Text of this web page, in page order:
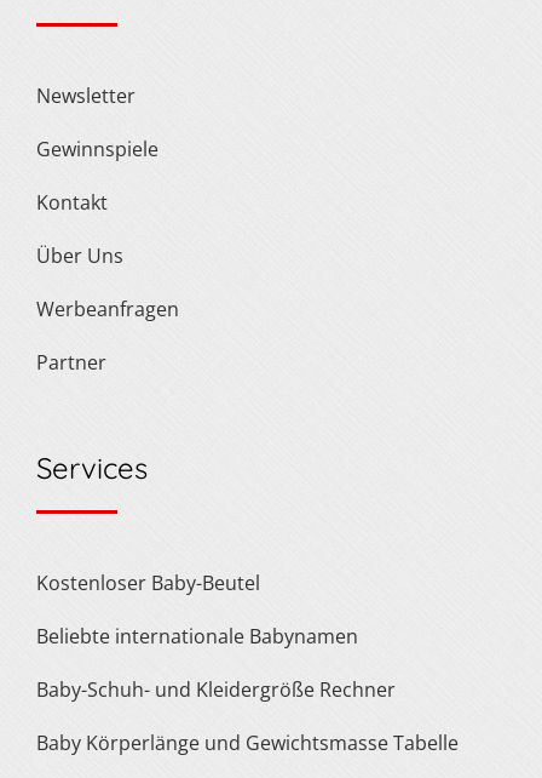
Newsletter
Gewinnspiele
Kontakt
Über Uns
Werbeanfragen
Partner
Services
Kostenloser Baby-Beutel
Beliebte internationale Babynamen
Baby-Schuh- und Kleidergröße Rechner
Baby Körperlänge und Gewichtsmasse Tabelle